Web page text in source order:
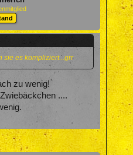
sie es kompliziert...grr
zu wenig!
....